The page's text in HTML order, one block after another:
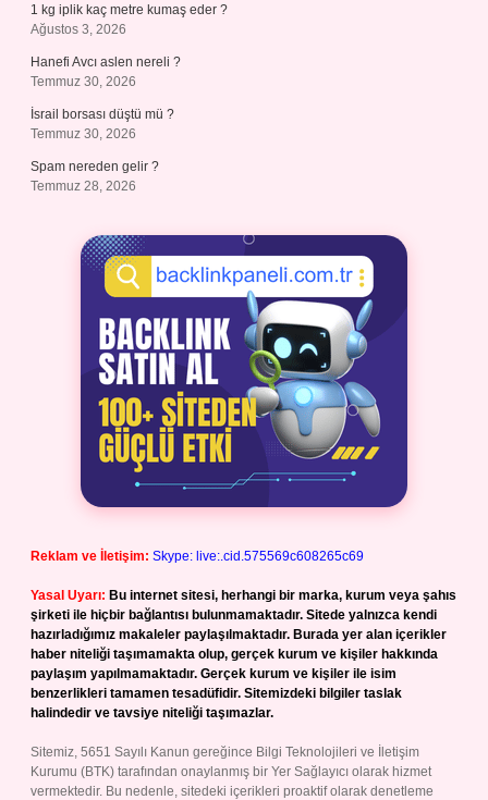
1 kg iplik kaç metre kumaş eder ?
Ağustos 3, 2026
Hanefi Avcı aslen nereli ?
Temmuz 30, 2026
İsrail borsası düştü mü ?
Temmuz 30, 2026
Spam nereden gelir ?
Temmuz 28, 2026
Reklam ve İletişim: Skype: live:.cid.575569c608265c69
Yasal Uyarı: Bu internet sitesi, herhangi bir marka, kurum veya şahıs
şirketi ile hiçbir bağlantısı bulunmamaktadır. Sitede yalnızca kendi
hazırladığımız makaleler paylaşılmaktadır. Burada yer alan içerikler
haber niteliği taşımamakta olup, gerçek kurum ve kişiler hakkında
paylaşım yapılmamaktadır. Gerçek kurum ve kişiler ile isim
benzerlikleri tamamen tesadüfidir. Sitemizdeki bilgiler taslak
halindedir ve tavsiye niteliği taşımazlar.
Sitemiz, 5651 Sayılı Kanun gereğince Bilgi Teknolojileri ve İletişim
Kurumu (BTK) tarafından onaylanmış bir Yer Sağlayıcı olarak hizmet
vermektedir. Bu nedenle, sitedeki içerikleri proaktif olarak denetleme